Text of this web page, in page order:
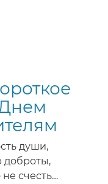
души,
доброты,
счесть…